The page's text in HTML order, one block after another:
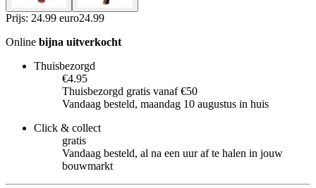
Prijs: 24.99 euro24.99
Online bijna uitverkocht
Thuisbezorgd
€4.95
Thuisbezorgd gratis vanaf €50
Vandaag besteld, maandag 10 augustus in huis
Click & collect
gratis
Vandaag besteld, al na een uur af te halen in jouw
bouwmarkt